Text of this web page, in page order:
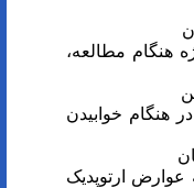
هنگام مطالعه،
در هنگام خوابیدن
ارتوپدیک